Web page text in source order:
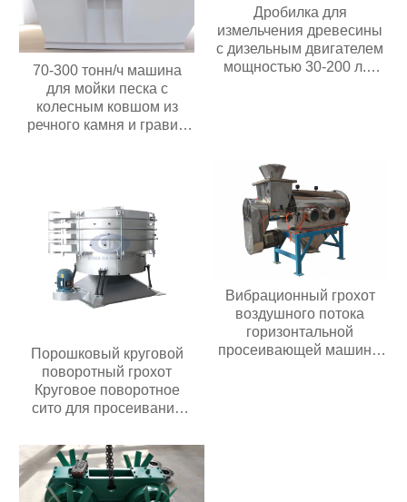
70-300 тонн/ч машина
для мойки песка с
колесным ковшом из
речного камня и гравия
Дробилка для
измельчения древесины
с дизельным двигателем
мощностью 30-200 л.с.
Порошковый круговой
поворотный грохот
Круговое поворотное
сито для просеивания
Промышленный круглый
поворотный грохот
Вибрационный грохот
воздушного потока
горизонтальной
просеивающей машины